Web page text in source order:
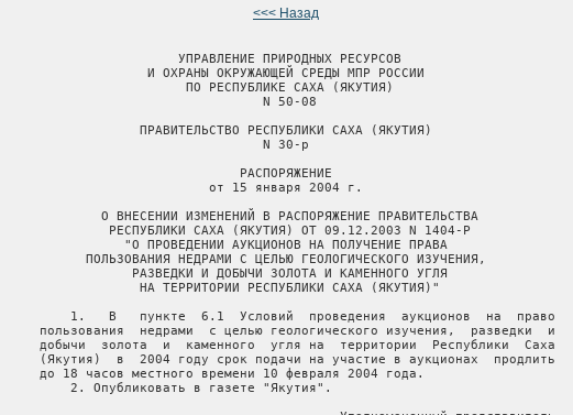
<<< Назад
                     УПРАВЛЕНИЕ ПРИРОДНЫХ РЕСУРСОВ
                 И ОХРАНЫ ОКРУЖАЮЩЕЙ СРЕДЫ МПР РОССИИ
                      ПО РЕСПУБЛИКЕ САХА (ЯКУТИЯ)
                                N 50-08
                ПРАВИТЕЛЬСТВО РЕСПУБЛИКИ САХА (ЯКУТИЯ)
                                N 30-р
                             РАСПОРЯЖЕНИЕ
                         от 15 января 2004 г.
           О ВНЕСЕНИИ ИЗМЕНЕНИЙ В РАСПОРЯЖЕНИЕ ПРАВИТЕЛЬСТВА
            РЕСПУБЛИКИ САХА (ЯКУТИЯ) ОТ 09.12.2003 N 1404-Р
              "О ПРОВЕДЕНИИ АУКЦИОНОВ НА ПОЛУЧЕНИЕ ПРАВА
         ПОЛЬЗОВАНИЯ НЕДРАМИ С ЦЕЛЬЮ ГЕОЛОГИЧЕСКОГО ИЗУЧЕНИЯ,
               РАЗВЕДКИ И ДОБЫЧИ ЗОЛОТА И КАМЕННОГО УГЛЯ
                НА ТЕРРИТОРИИ РЕСПУБЛИКИ САХА (ЯКУТИЯ)"
       1.   В   пункте  6.1  Условий  проведения  аукционов  на  право
   пользования  недрами  с целью геологического изучения,  разведки  и
   добычи  золота  и  каменного  угля на  территории  Республики  Саха
   (Якутия)  в  2004 году срок подачи на участие в аукционах  продлить
   до 18 часов местного времени 10 февраля 2004 года.
       2. Опубликовать в газете "Якутия".